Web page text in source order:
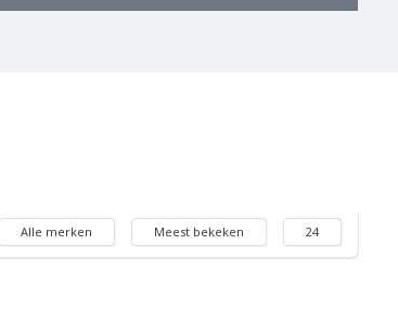
Alle merken Meest bekeken 24